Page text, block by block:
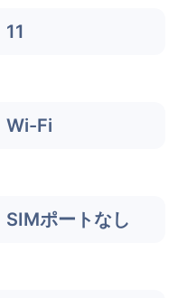
11
Wi-Fi
SIMポートなし